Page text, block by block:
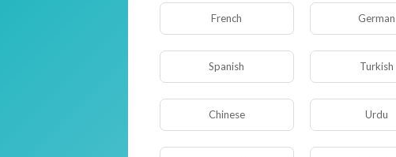
И не могу не ухватиться за возможность сравнить американские
корпорации с Мордором, а 20 колец власти с интернетом. Да,
последнее Кольцо Всевластия я отдам Америке.
Почему американские IT-корпорации позволяют себе так
наплевательски относиться к пользователям и другим странам.
Конечно, их защищают власти США. Но мне кажется, что подобное
неуважительное отношение может негативно сказаться как на
French German
Spanish Turkish
Chinese Urdu